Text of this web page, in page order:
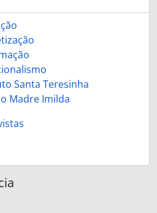
Santa Teresinha
Madre Imilda